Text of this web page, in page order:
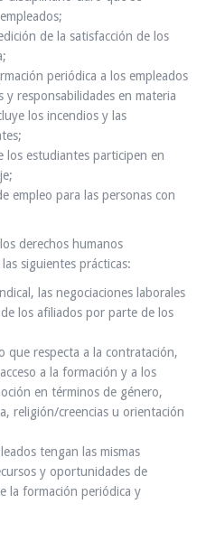
de la satisfacción de los
periódica a los empleados
y responsabilidades en materia
los incendios y las
los estudiantes participen en
empleo para las personas con
derechos humanos
siguientes prácticas:
las negociaciones laborales
los afiliados por parte de los
que respecta a la contratación,
a la formación y a los
en términos de género,
religión/creencias u orientación
tengan las mismas
y oportunidades de
la formación periódica y